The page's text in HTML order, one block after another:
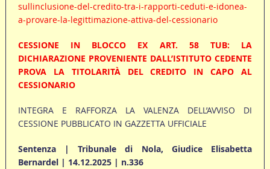
sullinclusione-del-credito-tra-i-rapporti-ceduti-e-idonea-
a-provare-la-legittimazione-attiva-del-cessionario
CESSIONE IN BLOCCO EX ART. 58 TUB: LA
DICHIARAZIONE PROVENIENTE DALL’ISTITUTO CEDENTE
PROVA LA TITOLARITÀ DEL CREDITO IN CAPO AL
CESSIONARIO
INTEGRA E RAFFORZA LA VALENZA DELL’AVVISO DI
CESSIONE PUBBLICATO IN GAZZETTA UFFICIALE
Sentenza | Tribunale di Nola, Giudice Elisabetta
Bernardel | 14.12.2025 | n.336